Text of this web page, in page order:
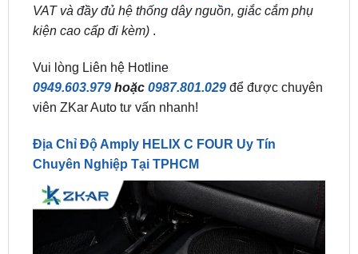
Vui lòng Liên hệ Hotline
viên ZKar Auto tư vấn nhanh!
Địa Chỉ Độ Amply HELIX C FOUR Uy Tín